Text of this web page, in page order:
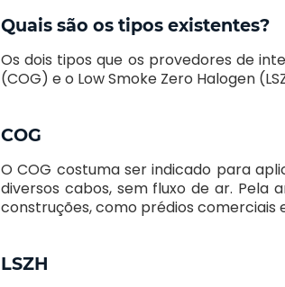
Quais são os tipos existentes?
Os dois tipos que os provedores de
(COG) e o Low Smoke Zero Halogen
COG
O COG costuma ser indicado para
diversos cabos, sem fluxo de ar. Pela
construções, como prédios comerciais
LSZH